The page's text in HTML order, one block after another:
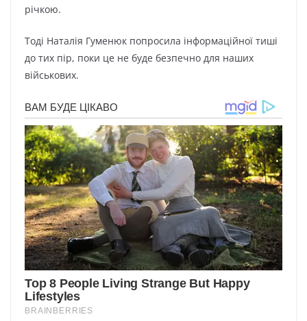
річкою.
Тоді Наталія Гуменюк попросила інформаційної тиші
до тих пір, поки це не буде безпечно для наших
військових.